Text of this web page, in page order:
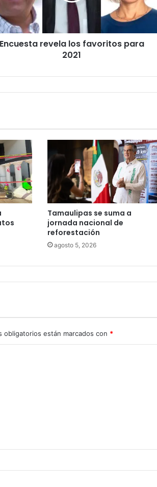
Encuesta revela los favoritos para
2021
Tamaulipas se suma a
jornada nacional de
reforestación
agosto 5, 2026
obligatorios están marcados con *